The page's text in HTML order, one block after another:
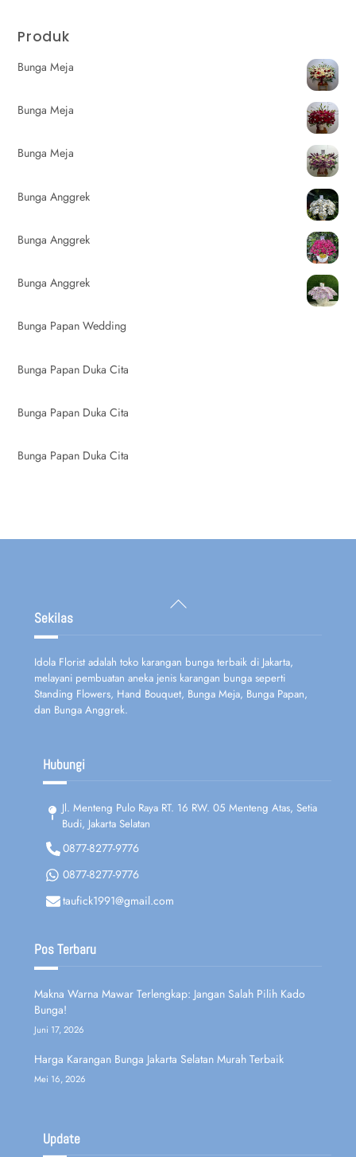
Produk
Bunga Meja
Bunga Meja
Bunga Meja
Bunga Anggrek
Bunga Anggrek
Bunga Anggrek
Bunga Papan Wedding
Bunga Papan Duka Cita
Bunga Papan Duka Cita
Bunga Papan Duka Cita
Back
To
Sekilas
Idola Florist adalah toko karangan bunga terbaik di Jakarta,
melayani pembuatan aneka jenis karangan bunga seperti
Standing Flowers, Hand Bouquet, Bunga Meja, Bunga Papan,
dan Bunga Anggrek.
Hubungi
Jl. Menteng Pulo Raya RT. 16 RW. 05 Menteng Atas, Setia
Budi, Jakarta Selatan
0877-8277-9776
0877-8277-9776
taufick1991@gmail.com
Pos Terbaru
Makna Warna Mawar Terlengkap: Jangan Salah Pilih Kado
Bunga!
Juni 17, 2026
Harga Karangan Bunga Jakarta Selatan Murah Terbaik
Mei 16, 2026
Update